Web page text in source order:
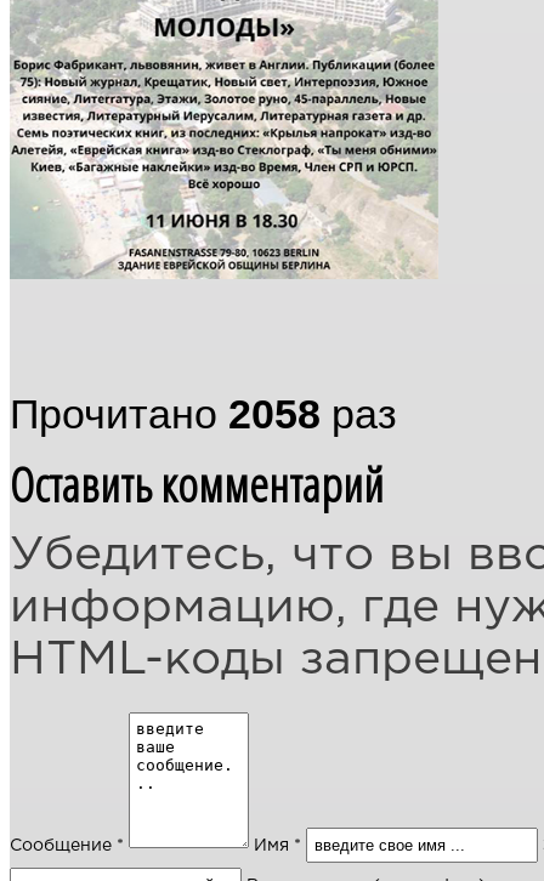
Прочитано 2058 раз
Оставить комментарий
Убедитесь, что вы
информацию, где
HTML-коды
Сообщение * Имя *